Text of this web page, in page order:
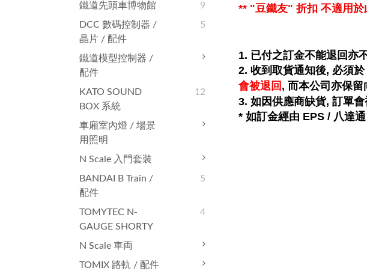
鐵道先頭車博物館
9
DCC 數碼控制器 /
晶片 / 配件
5
鐵道模型控制器 /
配件
KATO SOUND
BOX 系統
12
車廂室內燈 / 場景
用照明
N Scale 入門套裝
BANDAI B Train /
配件
5
TOMYTEC N-
GAUGE SHORTY
4
N Scale 車両
TOMIX 路軌 / 配件
** "豆鐵友" 折扣 不適用於
1. 已付之訂金不能退回亦
2. 收到取貨通知後, 必須於
會被退回 , 而本公司亦保
3. 如因供應商缺貨, 訂單
* 如訂金經由 EPS / 八達